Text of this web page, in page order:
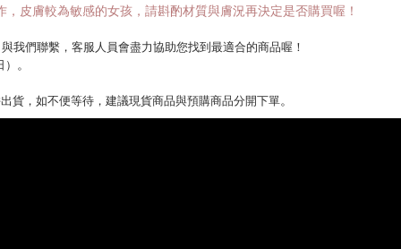
皮膚較為敏感的女孩，請斟酌材質與膚況再決定是否購買喔！
我們聯繫， 客服人員會盡力協助您找到最適合的商品喔！
。
貨，如不便等待，建議現貨商品與預購商品分開下單。